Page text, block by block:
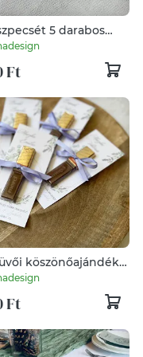
5 darabos
- rozmaring
(greenery
tökéletes)
Ft
köszönőajándék
csokoládéval lila
Ft